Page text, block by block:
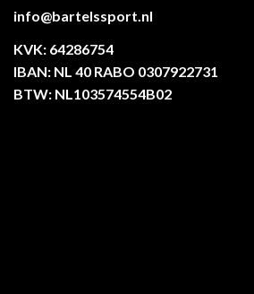
info@bartelssport.nl
KVK: 64286754
IBAN: NL 40 RABO 0307922731
BTW: NL103574554B02